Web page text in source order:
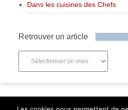
Dans les cuisines des Chefs
Retrouver un article